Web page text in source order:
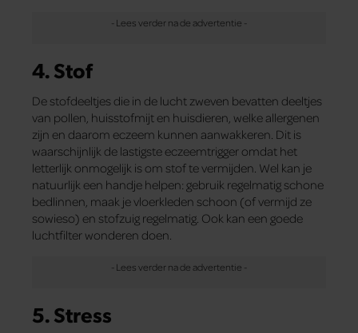
4. Stof
De stofdeeltjes die in de lucht zweven bevatten deeltjes
van pollen, huisstofmijt en huisdieren, welke allergenen
zijn en daarom eczeem kunnen aanwakkeren. Dit is
waarschijnlijk de lastigste eczeemtrigger omdat het
letterlijk onmogelijk is om stof te vermijden. Wel kan je
natuurlijk een handje helpen: gebruik regelmatig schone
bedlinnen, maak je vloerkleden schoon (of vermijd ze
sowieso) en stofzuig regelmatig. Ook kan een goede
luchtfilter wonderen doen.
5. Stress